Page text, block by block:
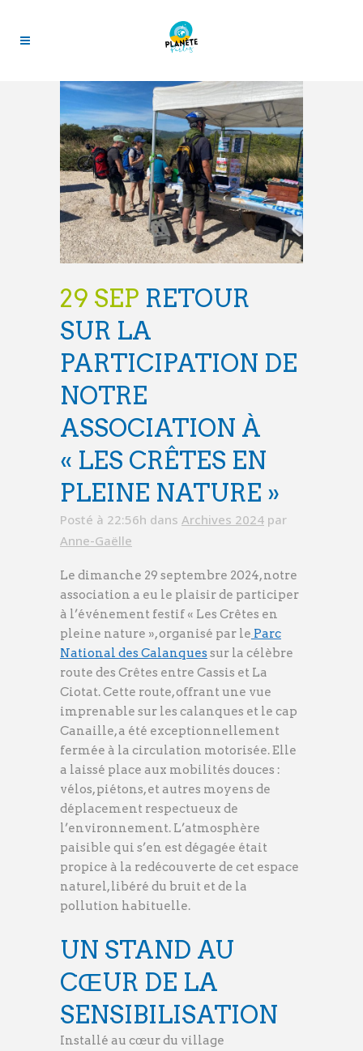
29 SEP RETOUR
SUR LA
PARTICIPATION DE
NOTRE
ASSOCIATION À
« LES CRÊTES EN
PLEINE NATURE »
Posté à 22:56h dans Archives 2024 par
Anne-Gaëlle
Le dimanche 29 septembre 2024, notre
association a eu le plaisir de participer
à l’événement festif « Les Crêtes en
pleine nature », organisé par le Parc
National des Calanquessur la célèbre
route des Crêtes entre Cassis et La
Ciotat. Cette route, offrant une vue
imprenable sur les calanques et le cap
Canaille, a été exceptionnellement
fermée à la circulation motorisée. Elle
a laissé place aux mobilités douces :
vélos, piétons, et autres moyens de
déplacement respectueux de
l’environnement. L’atmosphère
paisible qui s’en est dégagée était
propice à la redécouverte de cet espace
naturel, libéré du bruit et de la
pollution habituelle.
UN STAND AU
CŒUR DE LA
SENSIBILISATION
Installé au cœur du village